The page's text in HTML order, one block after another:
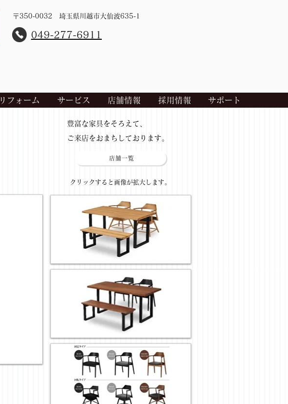
〒350-0032 埼玉県川越市大仙波635-1
​049-277-6911
リフォーム サービス 店舗情報 採用情報 サポート
​豊富な家具をそろえて、
ご来店をおまちしております。
店舗一覧
​クリックすると画像が拡大します。